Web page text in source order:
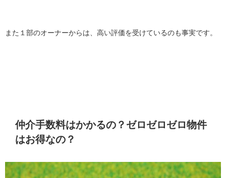
また１部のオーナーからは、高い評価を受けているのも事実です。
仲介手数料はかかるの？ゼロゼロゼロ物件
はお得なの？